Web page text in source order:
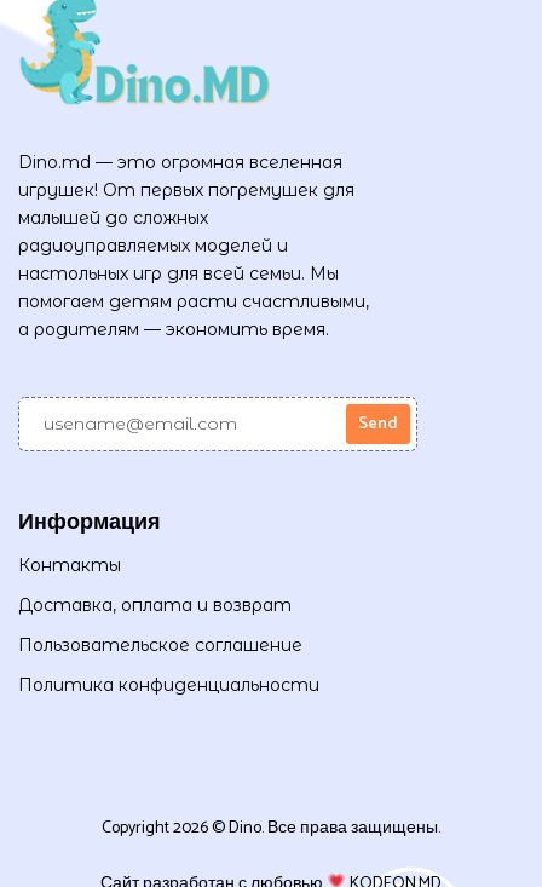
Dino.md — это огромная вселенная
игрушек! От первых погремушек для
малышей до сложных
радиоуправляемых моделей и
настольных игр для всей семьи. Мы
помогаем детям расти счастливыми,
а родителям — экономить время.
Информация
Контакты
Доставка, оплата и возврат
Пользовательское соглашение
Политика конфиденциальности
Copyright 2026 © Dino. Все права защищены.